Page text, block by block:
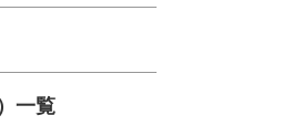
一覧